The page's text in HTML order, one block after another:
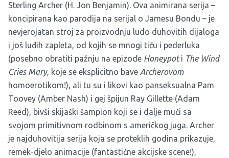
Sterling Archer (H. Jon Benjamin). Ova animirana serija –
koncipirana kao parodija na serijal o Jamesu Bondu – je
nevjerojatan stroj za proizvodnju ludo duhovitih dijaloga
i još luđih zapleta, od kojih se mnogi tiču i pederluka
(posebno obratiti pažnju na epizode Honeypoti The Wind
Cries Mary, koje se eksplicitno bave Archerovom
homoerotikom!), ali tu su i likovi kao panseksualna Pam
Toovey (Amber Nash) i gej špijun Ray Gillette (Adam
Reed), bivši skijaški šampion koji se i dalje muči sa
svojom primitivnom rodbinom s američkog juga. Archer
je najduhovitija serija koja se proteklih godina prikazuje,
remek-djelo animacije (fantastične akcijske scene!),